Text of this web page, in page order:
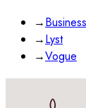
→
→Lyst
→Vogue